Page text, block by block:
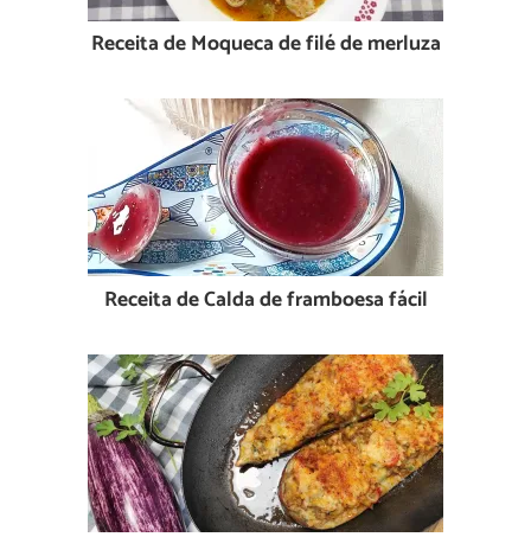
Receita de Moqueca de filé de merluza
Receita de Calda de framboesa fácil